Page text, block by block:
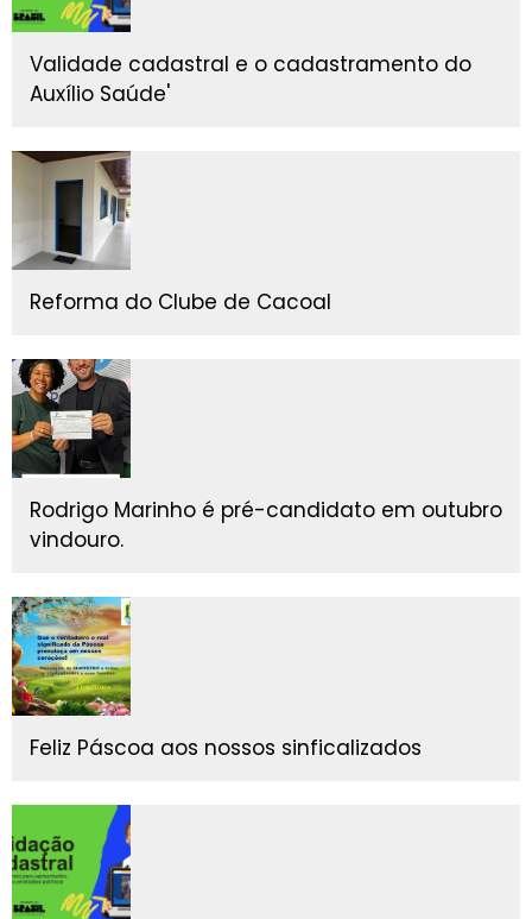
Validade cadastral e o cadastramento do
Auxílio Saúde'
Reforma do Clube de Cacoal
Rodrigo Marinho é pré-candidato em outubro
vindouro.
Feliz Páscoa aos nossos sinficalizados